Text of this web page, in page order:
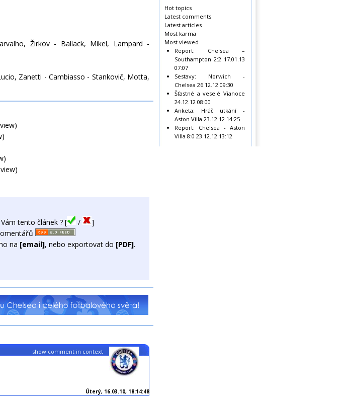
Žirkov - Ballack, Mikel, Lampard -
Zanetti - Cambiasso - Stankovič, Motta,
tento článek ? [ /
]
na [email], nebo exportovat do [PDF].
show comment in context
Úterý, 16.03.10, 18:14:48
Hot topics
Latest comments
Latest articles
Most karma
Most viewed
Report: Chelsea –
Southampton 2:2 17.01.13
07:07
Sestavy: Norwich -
Chelsea 26.12.12 09:30
Šťastné a veselé Vianoce
24.12.12 08:00
Anketa: Hráč utkání -
Aston Villa 23.12.12 14:25
Report: Chelsea - Aston
Villa 8:0 23.12.12 13:12